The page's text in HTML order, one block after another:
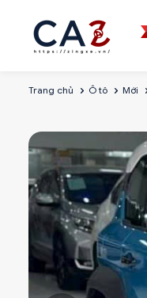
Trang chủ Ô tô Mới